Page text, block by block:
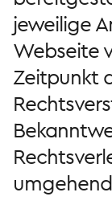
jeweilige
Webseite
Zeitpunkt